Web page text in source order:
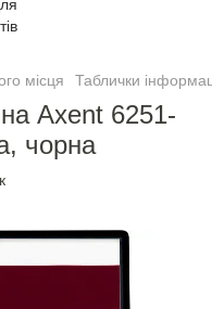
місця Таблички
Axent 6251-
чорна